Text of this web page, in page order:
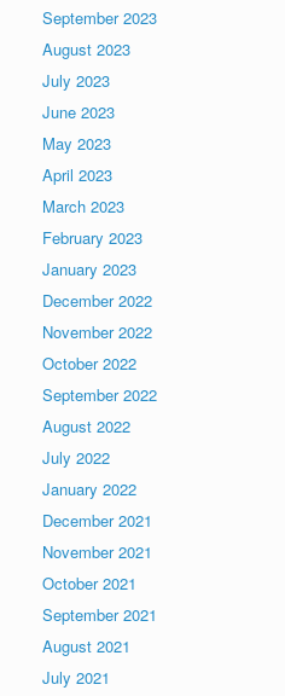
September 2023
August 2023
July 2023
June 2023
May 2023
April 2023
March 2023
February 2023
January 2023
December 2022
November 2022
October 2022
September 2022
August 2022
July 2022
January 2022
December 2021
November 2021
October 2021
September 2021
August 2021
July 2021